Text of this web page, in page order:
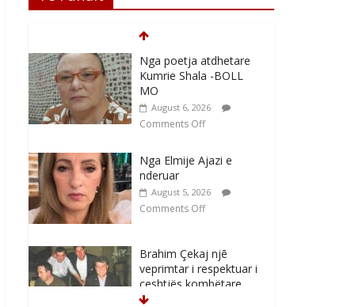
Nga poetja atdhetare
Kumrie Shala -BOLL
MO
August 6, 2026
Comments Off
Nga Elmije Ajazi e
nderuar
August 5, 2026
Comments Off
Brahim Çekaj njē
veprimtar i respektuar i
çeshtjës kombëtare